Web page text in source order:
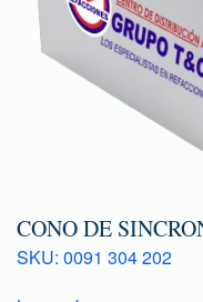
CONO DE
SKU: 0091 304 202